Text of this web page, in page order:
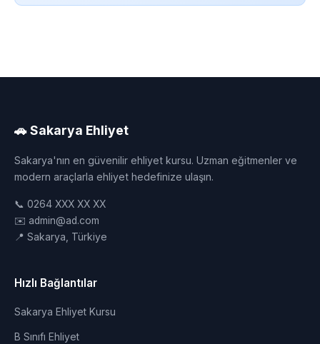
🚗 Sakarya Ehliyet
Sakarya'nın en güvenilir ehliyet kursu. Uzman eğitmenler ve
modern araçlarla ehliyet hedefinize ulaşın.
📞 0264 XXX XX XX
✉️ admin@ad.com
📍 Sakarya, Türkiye
Hızlı Bağlantılar
Sakarya Ehliyet Kursu
B Sınıfı Ehliyet